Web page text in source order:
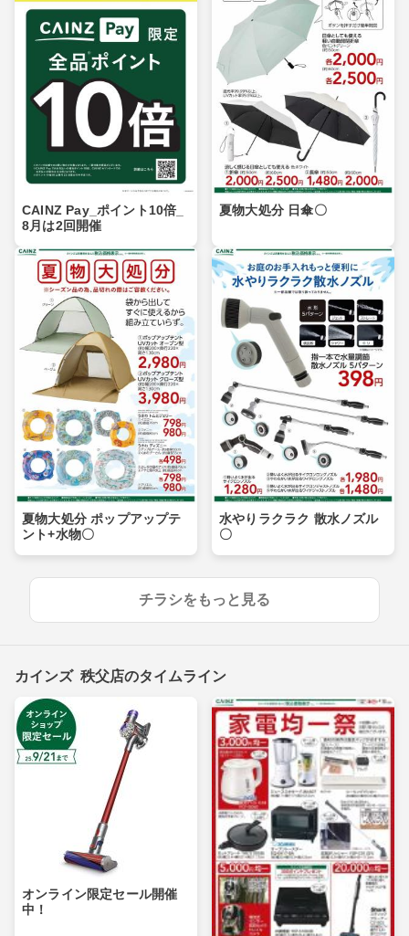
CAINZ Pay_ポイント10倍_
8月は2回開催
夏物大処分 日傘〇
夏物大処分 ポップアップテ
ント+水物〇
水やりラクラク 散水ノズル
〇
チラシをもっと見る
カインズ 秩父店のタイムライン
オンライン限定セール開催
中！